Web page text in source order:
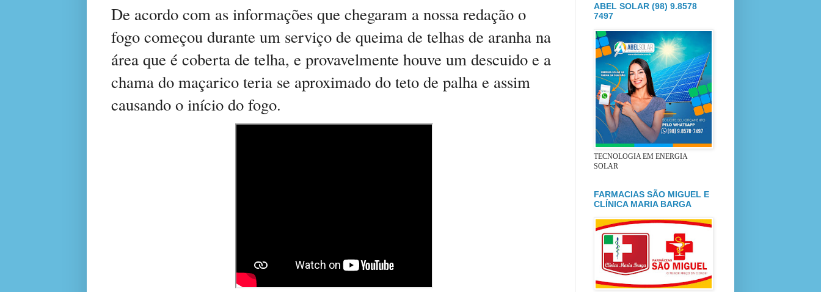
De acordo com as informações que chegaram a nossa redação o
fogo começou durante um serviço de queima de telhas de aranha na
área que é coberta de telha, e provavelmente houve um descuido e a
chama do maçarico teria se aproximado do teto de palha e assim
causando o início do fogo.
ABEL SOLAR (98) 9.8578
7497
TECNOLOGIA EM ENERGIA
SOLAR
FARMACIAS SÃO MIGUEL E
CLÍNICA MARIA BARGA